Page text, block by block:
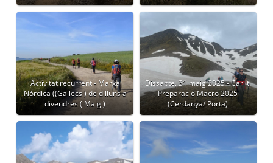
Activitat recurrent - Marxa
Nòrdica ((Gallecs ) de dilluns a
divendres ( Maig )
Dissabte, 31 maig 2025 - Carlit.
Preparació Macro 2025
(Cerdanya/ Porta)